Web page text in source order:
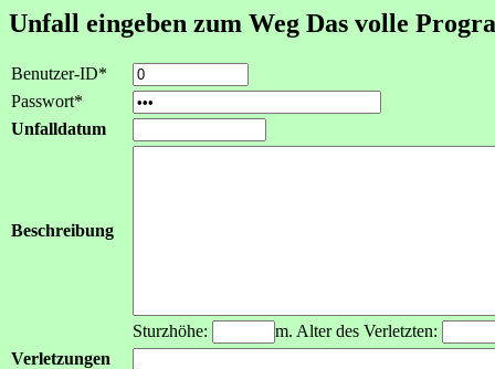
Unfall eingeben zum Weg Das volle
Benutzer-ID*
Passwort*
Unfalldatum
Beschreibung
Sturzhöhe:
m. Alter des Verletzten:
Verletzungen